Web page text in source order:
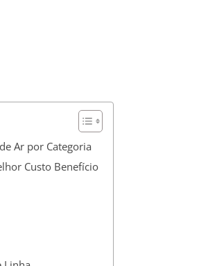
Ar por Categoria
Custo Benefício